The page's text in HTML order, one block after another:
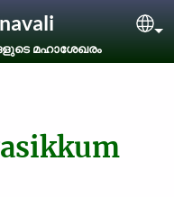
മഹാശേഖരം